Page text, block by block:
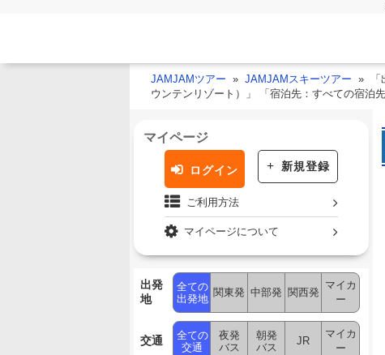
JAMJAMツアー JAMJAMスキーツアー
ウンテンリゾート）」 「宿泊先：すべての宿泊
マイページ
ログイン 新規登録
ご利用方法
マイページについて
出発
地
全ての
出発地
関東発 中部発 関西発
マイカ
ー
交通
全ての
交通
夜発
バス
朝発
バス
JR
マイカ
ー